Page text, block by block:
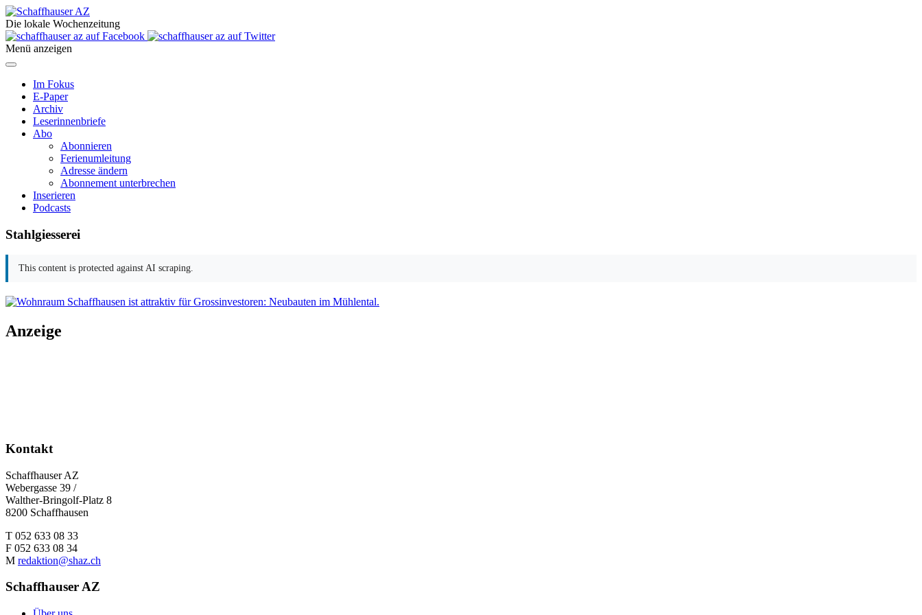
Die lokale Wochenzeitung
Menü anzeigen
Im Fokus
E-Paper
Archiv
Leserinnenbriefe
Abo
Abonnieren
Ferienumleitung
Adresse ändern
Abonnement unterbrechen
Inserieren
Podcasts
Stahlgiesserei
This content is protected against AI scraping.
Anzeige
Kontakt
Schaffhauser AZ
Webergasse 39 /
Walther-Bringolf-Platz 8
8200 Schaffhausen
T 052 633 08 33
F 052 633 08 34
M redaktion@shaz.ch
Schaffhauser AZ